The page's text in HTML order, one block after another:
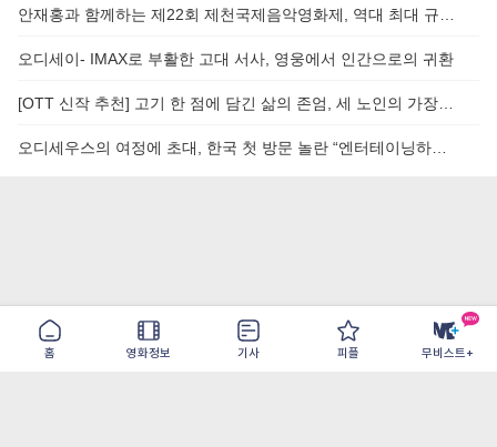
홈 영화정보 기사 피플 무비스트+
랑> 오늘(7일) 공개
안재홍과 함께하는 제22회 제천국제음악영화제, 역대 최대 규모
45개국 189편
오디세이- IMAX로 부활한 고대 서사, 영웅에서 인간으로의 귀환
[OTT 신작 추천] 고기 한 점에 담긴 삶의 존엄, 세 노인의 가장
맛있는 오늘 <사람과 고기>
오디세우스의 여정에 초대, 한국 첫 방문 놀란 “엔터테이닝하게